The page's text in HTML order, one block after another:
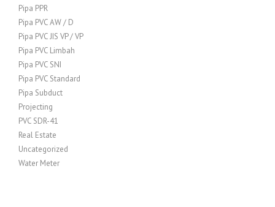
Pipa PPR
Pipa PVC AW / D
Pipa PVC JIS VP / VP
Pipa PVC Limbah
Pipa PVC SNI
Pipa PVC Standard
Pipa Subduct
Projecting
PVC SDR-41
Real Estate
Uncategorized
Water Meter